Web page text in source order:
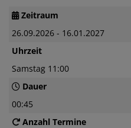
Zeitraum
26.09.2026 - 16.01.2027
Uhrzeit
Samstag 11:00
Dauer
00:45
Anzahl Termine